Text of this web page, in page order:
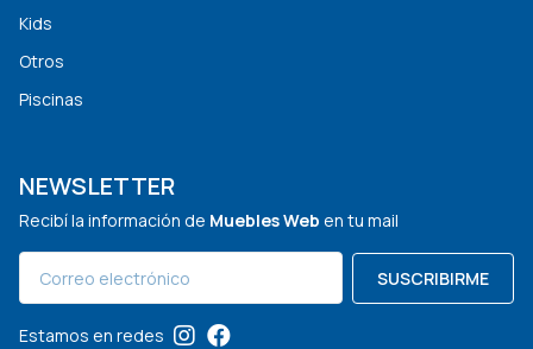
Kids
Otros
Piscinas
NEWSLETTER
Recibí la información de Muebles Web en tu mail
SUSCRIBIRME
Estamos en redes